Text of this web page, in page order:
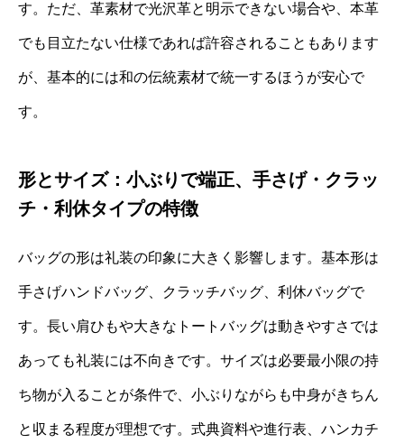
す。ただ、革素材で光沢革と明示できない場合や、本革
でも目立たない仕様であれば許容されることもあります
が、基本的には和の伝統素材で統一するほうが安心で
す。
形とサイズ：小ぶりで端正、手さげ・クラッ
チ・利休タイプの特徴
バッグの形は礼装の印象に大きく影響します。基本形は
手さげハンドバッグ、クラッチバッグ、利休バッグで
す。長い肩ひもや大きなトートバッグは動きやすさでは
あっても礼装には不向きです。サイズは必要最小限の持
ち物が入ることが条件で、小ぶりながらも中身がきちん
と収まる程度が理想です。式典資料や進行表、ハンカチ